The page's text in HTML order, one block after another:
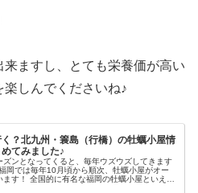
ますし、とても栄養価が高い
しんでくださいね♪
く？北九州・簑島（行橋）の牡蠣小屋情
てみました♪
ズンとなってくると、毎年ウズウズしてきます
岡では毎年10月頃から順次、牡蠣小屋がオー
ます！ 全国的に有名な福岡の牡蠣小屋といえば